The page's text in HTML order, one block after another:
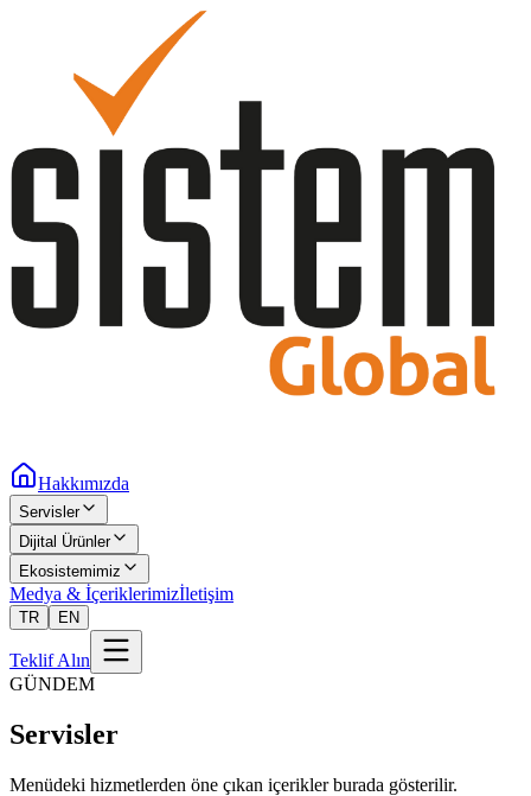
Hakkımızda
Servisler
Dijital Ürünler
Ekosistemimiz
Medya & İçeriklerimizİletişim
TR EN
Teklif Alın
GÜNDEM
Servisler
Menüdeki hizmetlerden öne çıkan içerikler burada gösterilir.